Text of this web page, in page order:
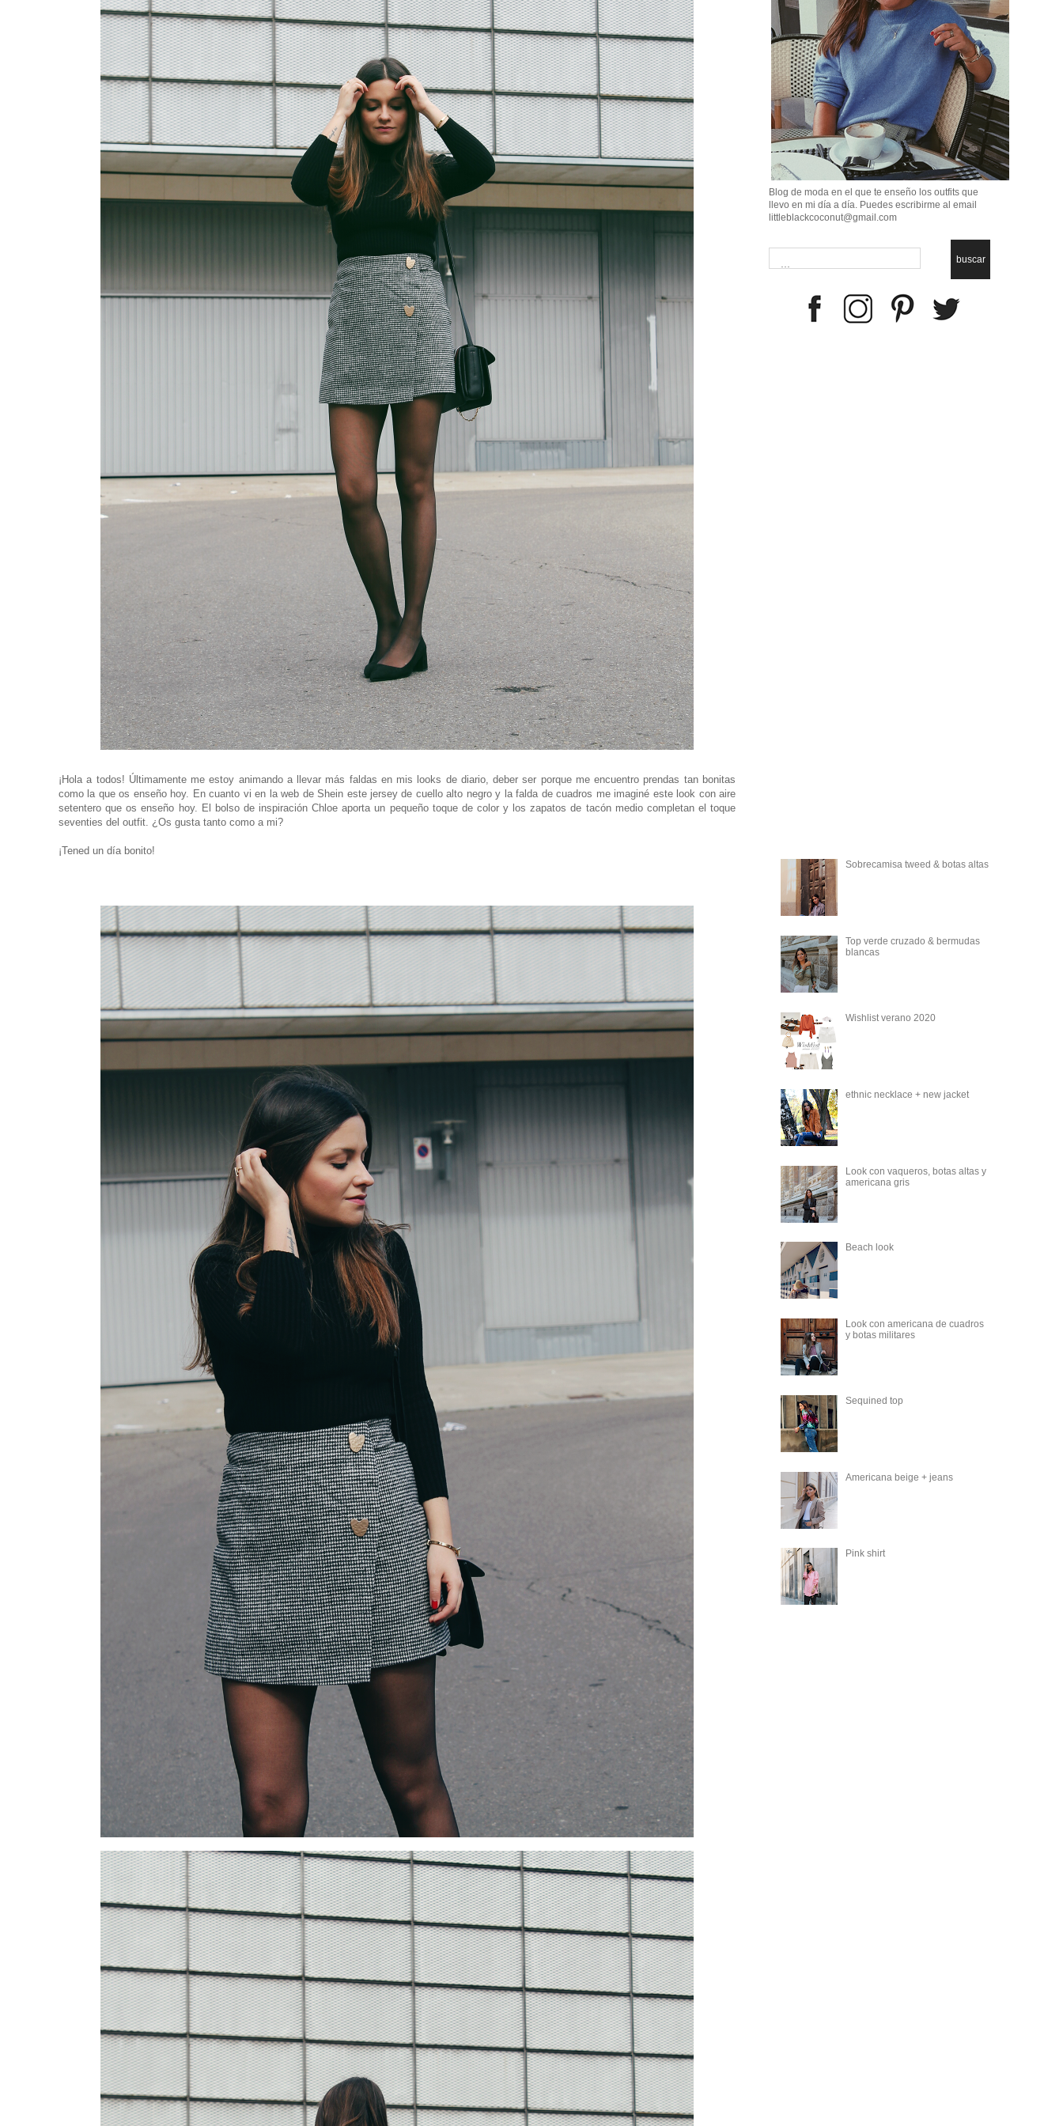
¡Hola a todos! Últimamente me estoy animando a llevar más faldas en mis looks de diario, deber ser porque me encuentro prendas tan bonitas
como la que os enseño hoy. En cuanto vi en la web de Shein este jersey de cuello alto negro y la falda de cuadros me imaginé este look con aire
setentero que os enseño hoy. El bolso de inspiración Chloe aporta un pequeño toque de color y los zapatos de tacón medio completan el toque
seventies del outfit. ¿Os gusta tanto como a mi?
¡Tened un día bonito!
Blog de moda en el que te enseño los outfits que
llevo en mi día a día. Puedes escribirme al email
littleblackcoconut@gmail.com
buscar
Sobrecamisa tweed & botas altas
Top verde cruzado & bermudas
blancas
Wishlist verano 2020
ethnic necklace + new jacket
Look con vaqueros, botas altas y
americana gris
Beach look
Look con americana de cuadros
y botas militares
Sequined top
Americana beige + jeans
Pink shirt